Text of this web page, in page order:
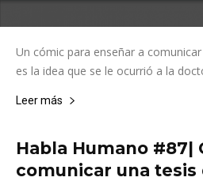
Un cómic para enseñar a
es la idea que se le ocurrió a la
Leer más
Habla Humano #87|
comunicar una